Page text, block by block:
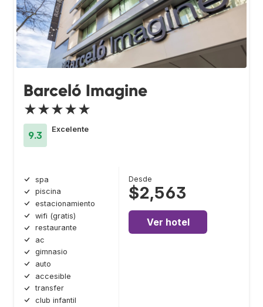
Barceló Imagine
★★★★★
9.3
Excelente
spa
piscina
estacionamiento
wifi (gratis)
restaurante
ac
gimnasio
auto
accesible
transfer
club infantil
Desde
$2,563
Ver hotel